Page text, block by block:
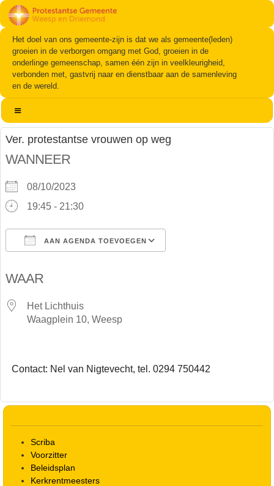
Het doel van ons gemeente-zijn is dat we als gemeente(leden)
groeien in de verborgen omgang met God, groeien in de
onderlinge gemeenschap, samen één zijn in veelkleurigheid,
verbonden met, gastvrij naar en dienstbaar aan de samenleving
en de wereld.
Ver. protestantse vrouwen op weg
WANNEER
08/10/2023
19:45 - 21:30
AAN AGENDA TOEVOEGEN
WAAR
Het Lichthuis
Waagplein 10, Weesp
Contact: Nel van Nigtevecht, tel. 0294 750442
Scriba
Voorzitter
Beleidsplan
Kerkrentmeesters